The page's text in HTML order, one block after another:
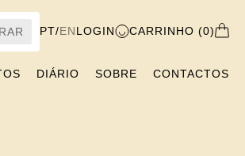
PT/ENLOGIN CARRINHO (0)
DIÁRIO SOBRE CONTACTOS